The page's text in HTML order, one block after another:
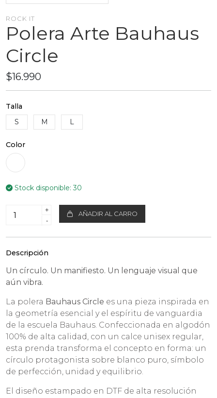
ROCK IT
Polera Arte Bauhaus
Circle
$16.990
Talla
S
M L
Color
Stock disponible:30
+
-
AÑADIR AL CARRO
Descripción
Un círculo. Un manifiesto. Un lenguaje visual que
aún vibra.
La polera Bauhaus Circle es una pieza inspirada en
la geometría esencial y el espíritu de vanguardia
de la escuela Bauhaus. Confeccionada en algodón
100% de alta calidad, con un calce unisex regular,
esta prenda transforma el concepto en forma: un
círculo protagonista sobre blanco puro, símbolo
de perfección, unidad y equilibrio.
El diseño estampado en DTF de alta resolución